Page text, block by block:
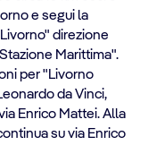
e segui la
direzione
Marittima".
per "Livorno
da Vinci,
Enrico Mattei. Alla
su via Enrico